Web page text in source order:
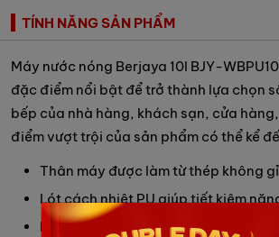
TÍNH NĂNG SẢN PHẨM
Máy nước nóng Berjaya 10l BJY-
đặc điểm nổi bật để trở thành lựa chọn
bếp của nhà hàng, khách sạn, cửa
điểm vượt trội của sản phẩm có thể kể
Thân máy được làm từ thép không gỉ
Lót cách nhiệt PU giúp tiết kiệm
Hệ thống điều khiển điện tử